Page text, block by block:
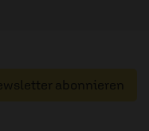
abonnieren